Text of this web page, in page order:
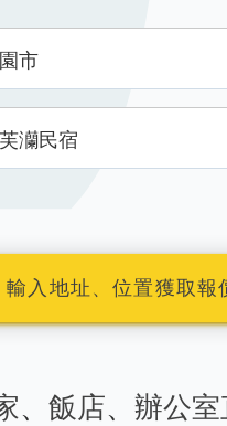
市
灡民宿
輸入地址、位置獲取
、 飯店、 辦公室